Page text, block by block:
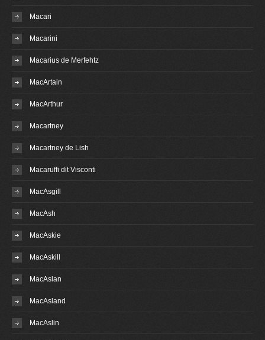
Macari
Macarini
Macarius de Merfehtz
MacArtain
MacArthur
Macartney
Macartney de Lish
Macaruffi dit Visconti
MacAsgill
MacAsh
MacAskie
MacAskill
MacAslan
MacAsland
MacAslin